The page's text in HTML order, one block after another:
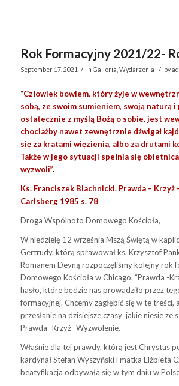
Rok Formacyjny 2021/22-
September 17, 2021 / in Galleria Wydarzenia / by
“Człowiek bowiem, który żyje w
sobą, ze swoim sumieniem, swoją naturą i
ostatecznie z myślą Bożą o sobie, jest
chociażby nawet zewnętrznie dźwigał
się za kratami więzienia, albo za drutami
Także w jego sytuacji spełnia się
wyzwoli”.
Ks. Franciszek Blachnicki. Prawda – Krzyż
Carlsberg 1985 s. 78
Droga Wspólnoto Domowego Kościoła,
W niedzielę 12 września Mszą Świętą w
Gertrudy, którą sprawował ks. Krzysztof
Romanem Deyną rozpoczęliśmy kolejny rok
Domowego Kościoła w Chicago. “Prawda -
hasło, które będzie nas prowadziło przez
formacyjnej. Chcemy zagłębić się w te treści,
przesłanie na dzisiejsze czasy jakie niesie ze
Prawda -Krzyż- Wyzwolenie.
Właśnie dla tej prawdy, którą jest Chrystus
kardynał Stefan Wyszyński i matka Elżbieta
beatyfikacja odbywała się w tym dniu w